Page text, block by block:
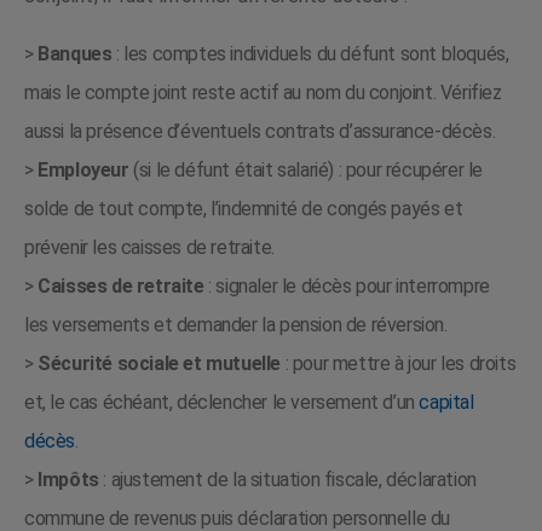
> Banques : les comptes individuels du défunt sont bloqués,
mais le compte joint reste actif au nom du conjoint. Vérifiez
aussi la présence d’éventuels contrats d’assurance-décès.
> Employeur (si le défunt était salarié) : pour récupérer le
solde de tout compte, l’indemnité de congés payés et
prévenir les caisses de retraite.
> Caisses de retraite : signaler le décès pour interrompre
les versements et demander la pension de réversion.
> Sécurité sociale et mutuelle : pour mettre à jour les droits
et, le cas échéant, déclencher le versement d’uncapital
décès.
> Impôts : ajustement de la situation fiscale, déclaration
commune de revenus puis déclaration personnelle du